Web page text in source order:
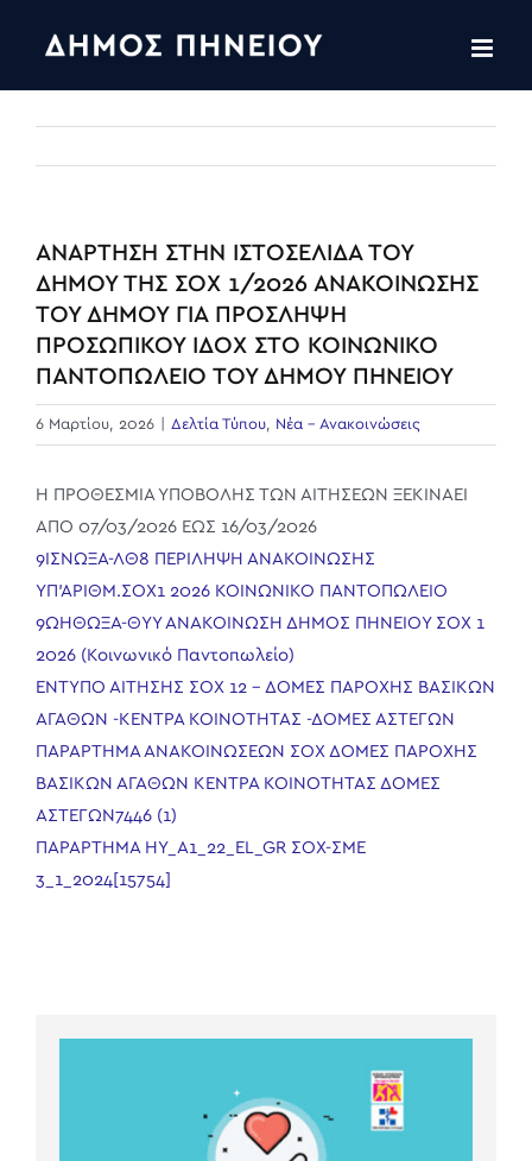
ΑΝΑΡΤΗΣΗ ΣΤΗΝ ΙΣΤΟΣΕΛΙΔΑ ΤΟΥ
ΔΗΜΟΥ ΤΗΣ ΣΟΧ 1/2026 ΑΝΑΚΟΙΝΩΣΗΣ
ΤΟΥ ΔΗΜΟΥ ΓΙΑ ΠΡΟΣΛΗΨΗ
ΠΡΟΣΩΠΙΚΟΥ ΙΔΟΧ ΣΤΟ ΚΟΙΝΩΝΙΚΟ
ΠΑΝΤΟΠΩΛΕΙΟ ΤΟΥ ΔΗΜΟΥ ΠΗΝΕΙΟΥ
6 Μαρτίου, 2026 Δελτία Τύπου, Νέα - Ανακοινώσεις
Η ΠΡΟΘΕΣΜΙΑ ΥΠΟΒΟΛΗΣ ΤΩΝ ΑΙΤΗΣΕΩΝ ΞΕΚΙΝΑΕΙ
ΑΠΟ 07/03/2026 ΕΩΣ 16/03/2026
9ΙΣΝΩΞΑ-ΛΘ8 ΠΕΡΙΛΗΨΗ ΑΝΑΚΟΙΝΩΣΗΣ
ΥΠ’ΑΡΙΘΜ.ΣΟΧ1 2026 ΚΟΙΝΩΝΙΚΟ ΠΑΝΤΟΠΩΛΕΙΟ
9ΩΗΘΩΞΑ-ΘΥΥ ΑΝΑΚΟΙΝΩΣΗ ΔΗΜΟΣ ΠΗΝΕΙΟΥ ΣΟΧ 1
2026 (Κοινωνικό Παντοπωλείο)
ΕΝΤΥΠΟ ΑΙΤΗΣΗΣ ΣΟΧ 12 – ΔΟΜΕΣ ΠΑΡΟΧΗΣ ΒΑΣΙΚΩΝ
ΑΓΑΘΩΝ -ΚΕΝΤΡΑ ΚΟΙΝΟΤΗΤΑΣ -ΔΟΜΕΣ ΑΣΤΕΓΩΝ
ΠΑΡΑΡΤΗΜΑ ΑΝΑΚΟΙΝΩΣΕΩΝ ΣΟΧ ΔΟΜΕΣ ΠΑΡΟΧΗΣ
ΒΑΣΙΚΩΝ ΑΓΑΘΩΝ ΚΕΝΤΡΑ ΚΟΙΝΟΤΗΤΑΣ ΔΟΜΕΣ
ΑΣΤΕΓΩΝ7446 (1)
ΠΑΡΑΡΤΗΜΑ ΗΥ_A1_22_EL_GR ΣΟΧ-ΣΜΕ
3_1_2024[15754]